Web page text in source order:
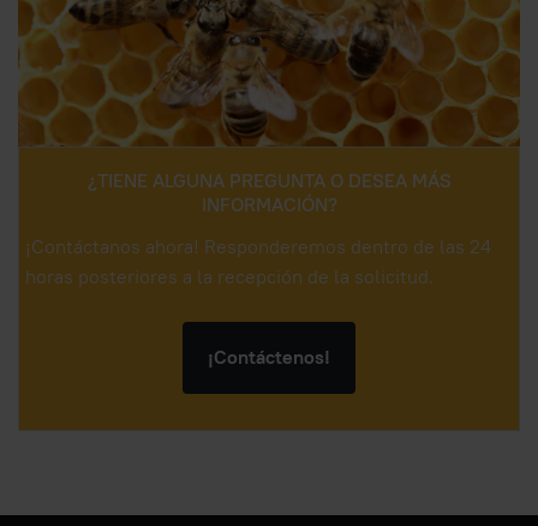
¿TIENE ALGUNA PREGUNTA O DESEA MÁS
INFORMACIÓN?
¡Contáctanos ahora! Responderemos dentro de las 24
horas posteriores a la recepción de la solicitud.
¡Contáctenos!